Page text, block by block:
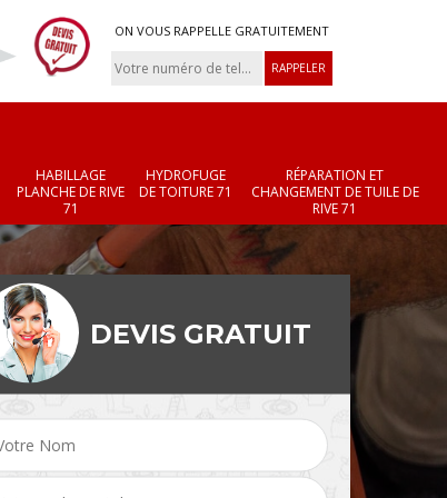
ON VOUS RAPPELLE GRATUITEMENT
HABILLAGE
PLANCHE DE RIVE
71
HYDROFUGE
DE TOITURE 71
RÉPARATION ET
CHANGEMENT DE TUILE DE
RIVE 71
Changement de velux
71
Réparation et
changement de
et faîtage 71
DEVIS GRATUIT